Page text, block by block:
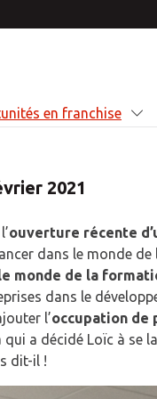
particuliers et les
grâce à une
de services sur
PLUS
franchisé
Mail Boxes Etc.
dans les secteurs
l'expédition et de
de l'impression.
en franchise
en
Mail Boxes Etc.
carrière en fournissant
aux
de Mail
une franchise
gamme de services
comme aux
PLUS
2021
ouverture récente
dans le monde de
monde de la
dans le
l’occupation de
qui a décidé Loïc à se
dit-il !